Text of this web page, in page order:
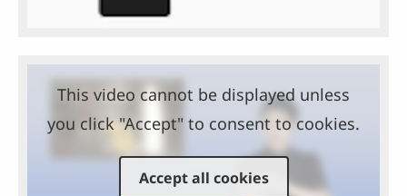
This video cannot be displayed unless
you click "Accept" to consent to cookies.
Accept all cookies